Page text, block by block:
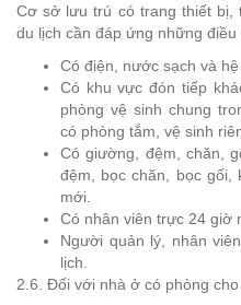
Cơ sở lưu trú có trang thiết bị,
du lịch cần đáp ứng những điều
Có điện, nước sạch và
Có khu vực đón tiếp
phòng vệ sinh chung
có phòng tắm, vệ sinh
Có giường, đệm, chăn,
đệm, bọc chăn, bọc gối,
mới.
Có nhân viên trực 24 giờ
Người quản lý, nhân
lịch.
2.6. Đối với nhà ở có phòng